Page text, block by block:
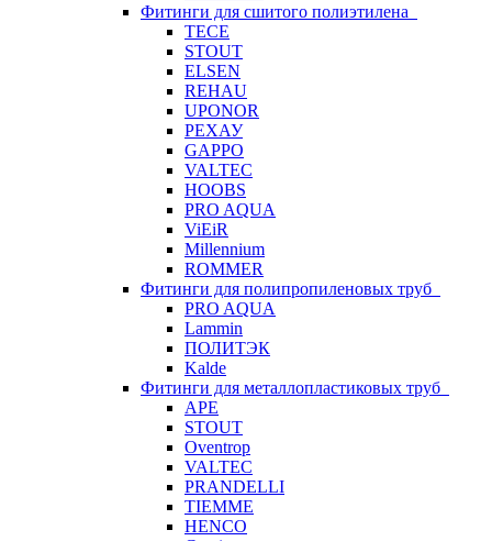
Фитинги для сшитого полиэтилена
TECE
STOUT
ELSEN
REHAU
UPONOR
РЕХАУ
GAPPO
VALTEC
HOOBS
PRO AQUA
ViEiR
Millennium
ROMMER
Фитинги для полипропиленовых труб
PRO AQUA
Lammin
ПОЛИТЭК
Kalde
Фитинги для металлопластиковых труб
APE
STOUT
Oventrop
VALTEC
PRANDELLI
TIEMME
HENCO